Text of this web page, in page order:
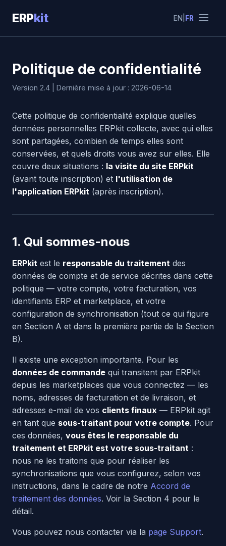
ERPkit EN FR
Politique de confidentialité
Version 2.4 | Dernière mise à jour : 2026-06-14
Cette politique de confidentialité explique quelles
données personnelles ERPkit collecte, avec qui elles
sont partagées, combien de temps elles sont
conservées, et quels droits vous avez sur elles. Elle
couvre deux situations : la visite du site ERPkit
(avant toute inscription) et l'utilisation de
l'application ERPkit (après inscription).
1. Qui sommes-nous
ERPkit est le responsable du traitement des
données de compte et de service décrites dans cette
politique — votre compte, votre facturation, vos
identifiants ERP et marketplace, et votre
configuration de synchronisation (tout ce qui figure
en Section A et dans la première partie de la Section
B).
Il existe une exception importante. Pour les
données de commande qui transitent par ERPkit
depuis les marketplaces que vous connectez — les
noms, adresses de facturation et de livraison, et
adresses e-mail de vos clients finaux — ERPkit agit
en tant que sous-traitant pour votre compte. Pour
ces données, vous êtes le responsable du
traitement et ERPkit est votre sous-traitant :
nous ne les traitons que pour réaliser les
synchronisations que vous configurez, selon vos
instructions, dans le cadre de notre Accord de
traitement des données. Voir la Section 4 pour le
détail.
Vous pouvez nous contacter via la page Support.